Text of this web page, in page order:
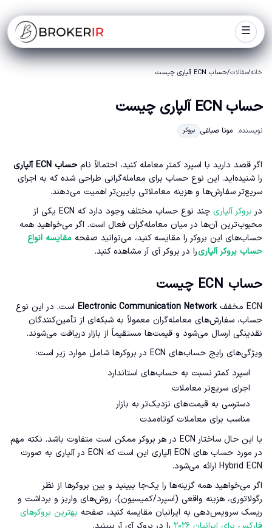
☰
خانه/مقالات/حساب ECN آلپاری چیست
حساب ECN آلپاری چیست
نویسنده: مونا صباغی بروکر
اگر قصد دارید با اسپرد کمتر معامله کنید، احتمالاً نام حساب ECN آلپاری
را شنیده‌اید. این نوع حساب برای معامله‌گرانی طراحی شده که به اجرای
سریع‌تر سفارش‌ها و هزینه معاملاتی پایین‌تر اهمیت می‌دهند.
در بروکر آلپاری
چند نوع حساب مختلف وجود دارد که ECN یکی از
محبوب‌ترین آن‌ها در میان معامله‌گران فعال است. اگر می‌خواهید همه
حساب‌های این بروکر را مقایسه کنید، می‌توانید صفحه مقایسه انواع
حساب‌ بروکر آلپاریرا در بروکر آی آر مشاهده کنید.
حساب ECN چیست
ECN مخفف Electronic Communication Network است. در این نوع
حساب، سفارش‌های معامله‌گران معمولاً به شبکه‌ای از تأمین‌کنندگان
نقدینگی ارسال می‌شود و قیمت‌ها مستقیماً از بازار دریافت می‌شوند.
ویژگی‌های رایج حساب‌های ECN در بروکرها شامل موارد زیر است:
اسپرد کمتر نسبت به حساب‌های استاندارد
اجرای سریع‌تر معاملات
دسترسی به قیمت‌های نزدیک‌تر به بازار
مناسب برای معاملات کوتاه‌مدت
با این حال ساختار ECN در هر بروکر ممکن است متفاوت باشد. نکته مهم
در مورد حساب های ECN آلپاری این است که ECN در آلپاری به صورت
Hybrid ECN ارائه می‌شود.
اگر می‌خواهید همه گزینه‌ها را یک‌جا ببینید و بین بروکرها از نظر
رگولاتوری، هزینه واقعی (اسپرد/کمیسیون)، روش‌های واریز و برداشت و
ریسک سرویس‌دهی به ایرانیان مقایسه کنید، صفحه بهترین بروکرهای